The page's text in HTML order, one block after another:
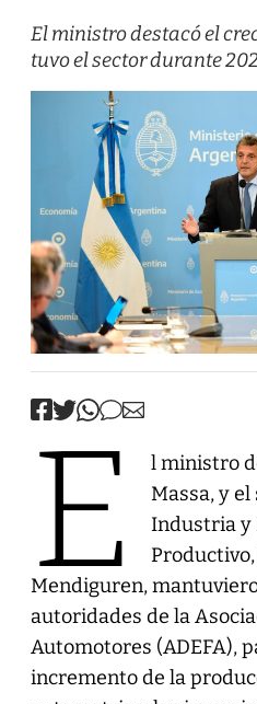
El ministro destacó el
tuvo el sector durante
E
l ministro
Massa, y
Industria y
Productivo,
Mendiguren,
autoridades de la
Automotores (ADEFA),
incremento de la